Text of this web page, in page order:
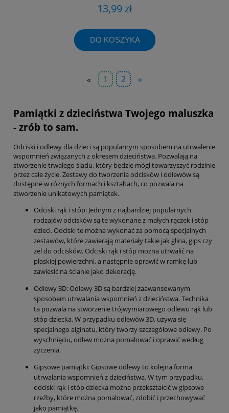
13,99 zł
DO KOSZYKA
« 1 2 »
Pamiątki z dzieciństwa Twojego maluszka
- zrób to sam.
Odciski i odlewy dla dzieci są popularnym sposobem na utrwalenie
wspomnień związanych z okresem dzieciństwa. Pozwalają na
stworzenie trwałego śladu, który będzie mógł towarzyszyć rodzinie
przez całe życie. Zestawy do tworzenia odcisków i odlewów są
dostępne w różnych formach i kształtach, co pozwala na
stworzenie unikatowych pamiątek.
Odciski rąk i stóp: Jednym z najbardziej popularnych
rodzajów odcisków są te wykonane z małych rączek i stóp
dzieci. Odciski te można wykonać za pomocą specjalnych
zestawów, które zawierają materiały takie jak glina, gips czy
żel do odcisków. Odciski rąk i stóp można utrwalić na
płaskiej powierzchni, a następnie oprawić w ramkę lub
zawiesić na ścianie jako dekorację.
Odlewy 3D: Odlewy 3D są bardziej zaawansowanym
sposobem utrwalania wspomnień z dzieciństwa. Technika
ta pozwala na stworzenie trójwymiarowego odlewu rąk lub
stóp dziecka. W przypadku odlewów 3D, używa się
specjalnego alginatu, który tworzy szczegółowe odlewy. Po
wyschnięciu, odlew można pomalować i oprawić według
życzenia.
Gipsowe pamiątki: Gipsowe odlewy to kolejna forma
utrwalania wspomnień z dzieciństwa. W tym przypadku,
odciski rąk i stóp dziecka można przekształcić w gipsowe
rzeźby, które można pomalować, zdobić i przechowywać
jako pamiątkę.